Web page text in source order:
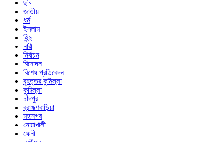
ছবি
জাতীয়
ধর্ম
ইসলাম
হিন্দু
নারী
নির্বাচন
বিনোদন
বিশেষ প্রতিবেদন
বৃহত্তর কুমিল্লা
কুমিল্লা
চাঁদপুর
ব্রাহ্মণবাড়িয়া
মহানগর
নোয়াখালী
ফেনী